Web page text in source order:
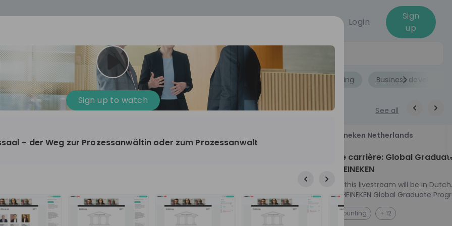
Login
Sign
up
Company culture Day in the life Events Accounting Business
See all
12
Program
passionate
and creating lasting
Explorers
+ 13
ideas to real impact? Luca leads IT demand
and delivery at Sunrise, reporting directly to the
CIO. His current mission: bringing AI into every
Information technology
Heineken Netherlands
Kickstart je carrière: Global
Program HEINEKEN
Please note: this livestream will be in Dutch.
Ontdek het HEINEKEN Global Graduate
Jouw Wereldwijde Carrière Start Hier! 🌍 Ben jij
klaar voor een avontuur dat jouw carrière
NL Accounting + 12
Sign up to watch
– der Weg zur Prozessanwältin oder zum Prozessanwalt